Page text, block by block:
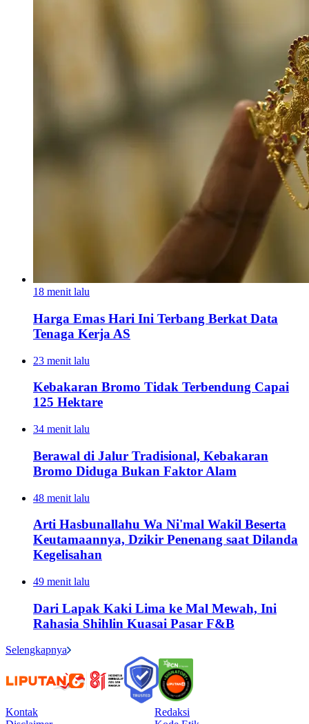
18 menit lalu
Harga Emas Hari Ini Terbang Berkat Data
Tenaga Kerja AS
23 menit lalu
Kebakaran Bromo Tidak Terbendung Capai
125 Hektare
34 menit lalu
Berawal di Jalur Tradisional, Kebakaran
Bromo Diduga Bukan Faktor Alam
48 menit lalu
Arti Hasbunallahu Wa Ni'mal Wakil Beserta
Keutamaannya, Dzikir Penenang saat Dilanda
Kegelisahan
49 menit lalu
Dari Lapak Kaki Lima ke Mal Mewah, Ini
Rahasia Shihlin Kuasai Pasar F&B
Selengkapnya
Kontak
Redaksi